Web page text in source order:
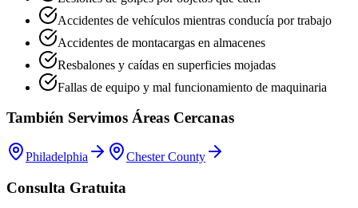
Accidentes de vehículos mientras conducía por trabajo
Accidentes de montacargas en almacenes
Resbalones y caídas en superficies mojadas
Fallas de equipo y mal funcionamiento de maquinaria
También Servimos Áreas Cercanas
Philadelphia Chester County
Consulta Gratuita